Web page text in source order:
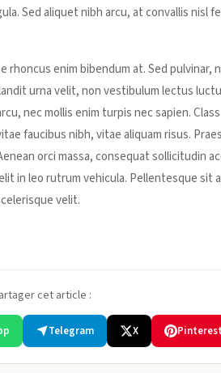
Sed aliquet nibh arcu, at convallis nisl
enim bibendum at. Sed
urna velit, non vestibulum lectus
nec mollis enim turpis nec sapien.
faucibus nibh, vitae aliquam risus.
orci massa, consequat sollicitudin
in leo rutrum vehicula. Pellentesque
velit.
cet article :
Telegram X